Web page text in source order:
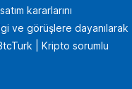
kararlarını
ve görüşlere dayanılarak
| Kripto sorumlu